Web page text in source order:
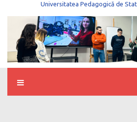
Universitatea Pedagogică de Stat